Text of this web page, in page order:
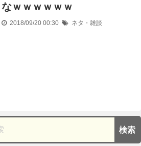
なｗｗｗｗｗｗ
2018/09/20 00:30 ネタ・雑談